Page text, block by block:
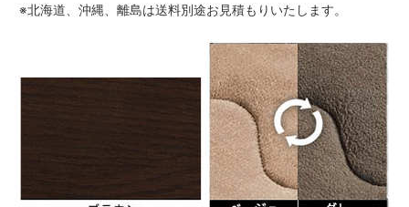
※北海道、沖縄、離島は送料別途お見積もりいたします。